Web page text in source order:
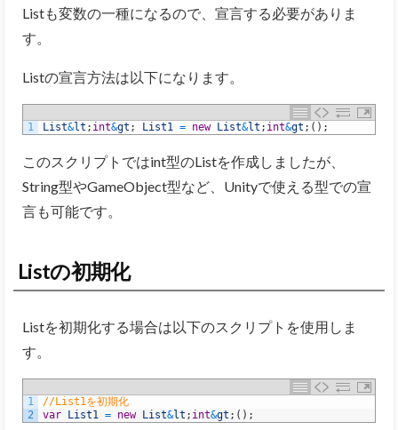
Listも変数の一種になるので、宣言する必要がありま
す。
Listの宣言方法は以下になります。
1 List&lt ; int&gt ; List1 = new List&lt ; int&gt ; ( ) ;
このスクリプトではint型のListを作成しましたが、
String型やGameObject型など、Unityで使える型での宣
言も可能です。
Listの初期化
Listを初期化する場合は以下のスクリプトを使用しま
す。
1
2
//List1を初期化
var List1 = new List&lt ; int&gt ; ( ) ;